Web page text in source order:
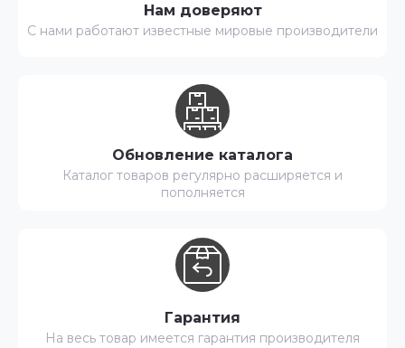
Нам доверяют
С нами работают известные мировые производители
Обновление каталога
Каталог товаров регулярно расширяется и
пополняется
Гарантия
На весь товар имеется гарантия производителя